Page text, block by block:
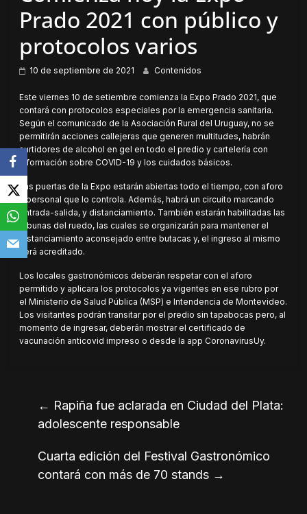
Prado 2021 con público y
protocolos varios
10 de septiembre de 2021 Contenidos
Este viernes 10 de setiembre comienza la Expo Prado 2021, que
contará con protocolos especiales por la emergencia sanitaria.
Según el comunicado de la Asociación Rural del Uruguay, no se
permitirán acciones callejeras que generen multitudes, habrán
surtidores de alcohol en gel en todo el predio y cartelería con
información sobre COVID-19 y los cuidados básicos.
Las puertas de la Expo estarán abiertas todo el tiempo, con aforo
y personal que lo controla. Además, habrá un circuito marcando
entrada-salida, y distanciamiento. También estarán habilitadas las
tribunas del ruedo, las cuales se organizarán para mantener el
distanciamiento aconsejado entre butacas y, el ingreso al mismo
será acreditado.
Los locales gastronómicos deberán respetar con el aforo
permitido y aplicara los protocolos ya vigentes en ese rubro por
el Ministerio de Salud Pública (MSP) e Intendencia de Montevideo.
Los visitantes podrán transitar por el predio sin tapabocas pero, al
momento de ingresar, deberán mostrar el certificado de
vacunación anticovid impreso o desde la app CoronavirusUy.
← Rapiña fue aclarada en Ciudad del Plata:
adolescente responsable
Cuarta edición del Festival Gastronómico
contará con más de 70 stands →